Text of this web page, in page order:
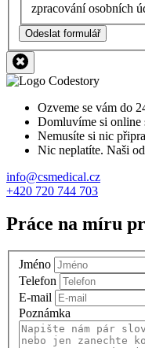
zpracování osobních
Odeslat formulář
Ozveme se vám do
Domluvíme si online
Nemusíte si nic
Nic neplatíte. Naši
info@csmedical.cz
+420 720 744 703
Práce na míru
Jméno
Telefon
E-mail
Poznámka